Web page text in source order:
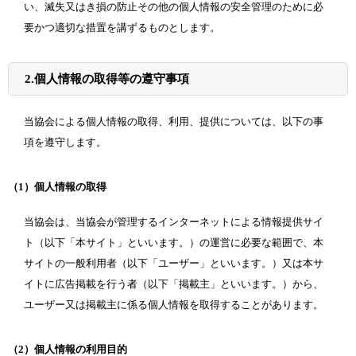
い、滅失又はき損の防止その他の個人情報の安全管理のために必
要かつ適切な措置を講ずるものとします。
2.個人情報の取得等の遵守事項
当協会による個人情報の取得、利用、提供については、以下の事
項を遵守します。
（1 ） 個人情報の取得
当協会は、当協会が管理するインターネットによる情報提供サイ
ト（以下「本サイト」といいます。）の運営に必要な範囲で、本
サイトの一般利用者（以下「ユーザー」といいます。）又は本サ
イトに広告掲載を行う者（以下「掲載主」といいます。）から、
ユーザー又は掲載主に係る個人情報を取得することがあります。
（2 ） 個人情報の利用目的